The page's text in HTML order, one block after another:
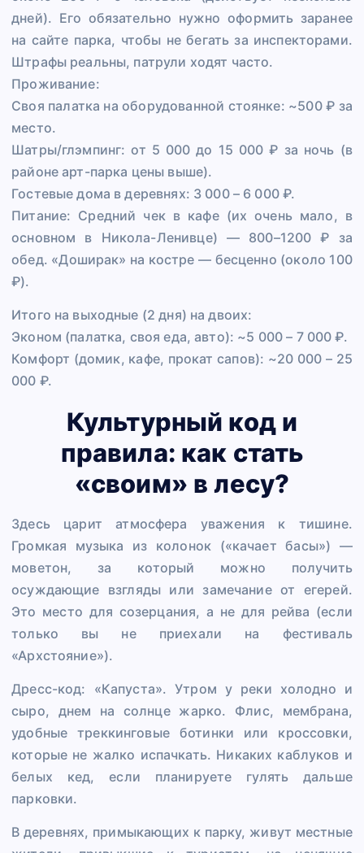
дней). Его обязательно нужно оформить заранее
на сайте парка, чтобы не бегать за инспекторами.
Штрафы реальны, патрули ходят часто.
Проживание:
Своя палатка на оборудованной стоянке: ~500 ₽ за
место.
Шатры/глэмпинг: от 5 000 до 15 000 ₽ за ночь (в
районе арт-парка цены выше).
Гостевые дома в деревнях: 3 000 – 6 000 ₽.
Питание: Средний чек в кафе (их очень мало, в
основном в Никола-Ленивце) — 800–1200 ₽ за
обед. «Доширак» на костре — бесценно (около 100
₽).
Итого на выходные (2 дня) на двоих:
Эконом (палатка, своя еда, авто): ~5 000 – 7 000 ₽.
Комфорт (домик, кафе, прокат сапов): ~20 000 – 25
000 ₽.
Культурный код и
правила: как стать
«своим» в лесу?
Здесь царит атмосфера уважения к тишине.
Громкая музыка из колонок («качает басы») —
моветон, за который можно получить
осуждающие взгляды или замечание от егерей.
Это место для созерцания, а не для рейва (если
только вы не приехали на фестиваль
«Архстояние»).
Дресс-код: «Капуста». Утром у реки холодно и
сыро, днем на солнце жарко. Флис, мембрана,
удобные треккинговые ботинки или кроссовки,
которые не жалко испачкать. Никаких каблуков и
белых кед, если планируете гулять дальше
парковки.
В деревнях, примыкающих к парку, живут местные